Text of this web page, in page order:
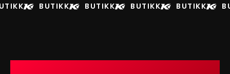
BUTIKK BUTIKK BUTIKK BUTIKK